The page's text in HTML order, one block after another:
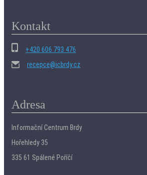
Kontakt
+420 606 793 476
recepce@icbrdy.cz
Adresa
Informační Centrum Brdy
Hořehledy 35
335 61 Spálené Poříčí